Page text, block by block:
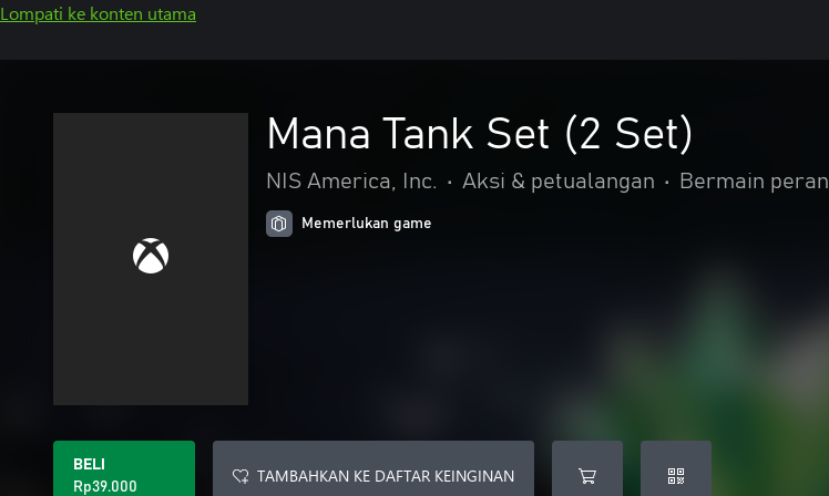
Lompati ke konten utama
Mana Tank Set (2 Set)
NIS America, Inc. • Aksi & petualangan • Bermain peran
Memerlukan game
BELI
Rp39.000
TAMBAHKAN KE DAFTAR KEINGINAN